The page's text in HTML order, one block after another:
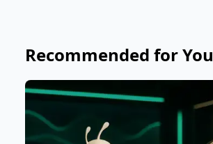
Recommended for You